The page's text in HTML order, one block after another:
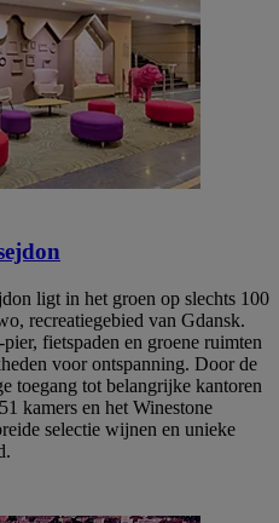
ligt in het groen op slechts 100
recreatiegebied van Gdansk.
fietspaden en groene ruimten
voor ontspanning. Door de
toegang tot belangrijke kantoren
kamers en het Winestone
selectie wijnen en unieke